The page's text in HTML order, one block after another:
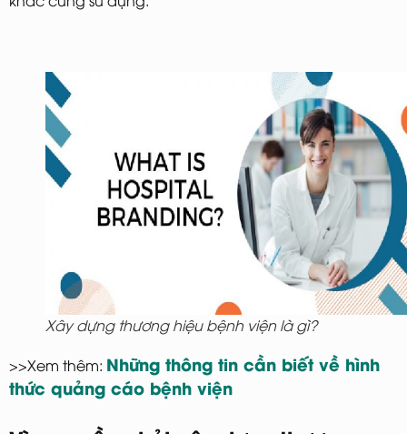
Xây dựng thương hiệu bệnh viện là gì?
>>Xem thêm: Những thông tin cần biết về hình
thức quảng cáo bệnh viện